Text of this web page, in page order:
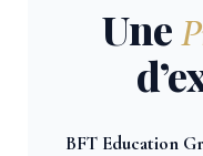
Une
BFT Education